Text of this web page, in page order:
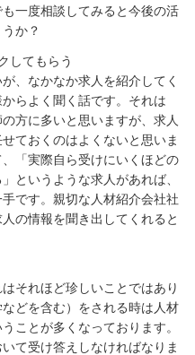
一度相談してみると今後の活
か？
してもらう
、なかなか求人を紹介してく
らよく聞く話です。それは
方に多いと思いますが、求人
ておくのはよくないと思いま
「実際自ら受けにいくほどの
というような求人があれば、
です。親切な人材紹介会社社
の情報を聞き出してくれると
それほど珍しいことではあり
どを含む）をされる時は人材
ことが多くなっております。
て受け答えしなければなりま